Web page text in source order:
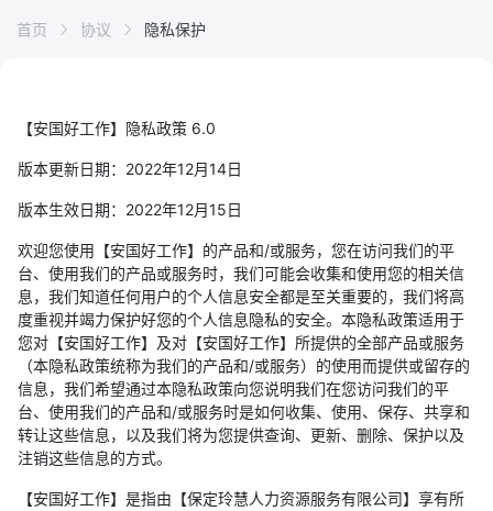
首页 协议 隐私保护
【安国好工作】隐私政策 6.0
版本更新日期：2022年12月14日
版本生效日期：2022年12月15日
欢迎您使用【安国好工作】的产品和/或服务，您在访问我们的平
台、使用我们的产品或服务时，我们可能会收集和使用您的相关信
息，我们知道任何用户的个人信息安全都是至关重要的，我们将高
度重视并竭力保护好您的个人信息隐私的安全。本隐私政策适用于
您对【安国好工作】及对【安国好工作】所提供的全部产品或服务
（本隐私政策统称为我们的产品和/或服务）的使用而提供或留存的
信息，我们希望通过本隐私政策向您说明我们在您访问我们的平
台、使用我们的产品和/或服务时是如何收集、使用、保存、共享和
转让这些信息，以及我们将为您提供查询、更新、删除、保护以及
注销这些信息的方式。
【安国好工作】是指由【保定玲慧人力资源服务有限公司】享有所